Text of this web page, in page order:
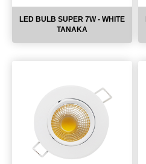
LED BULB SUPER 7W - WHITE
TANAKA